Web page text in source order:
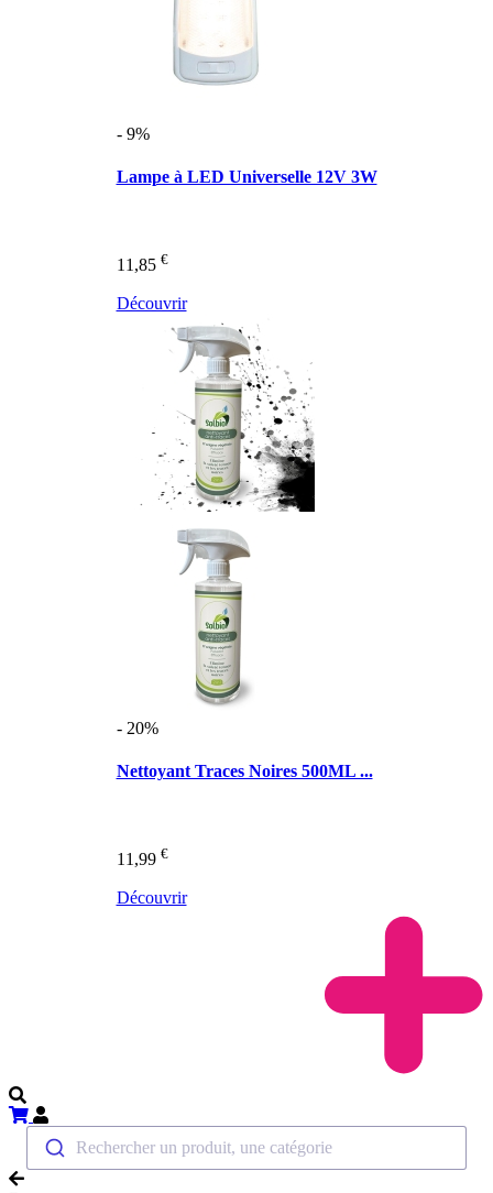
- 9%
Lampe à LED Universelle 12V 3W
11,85 €
Découvrir
- 20%
Nettoyant Traces Noires 500ML ...
11,99 €
Découvrir
Rechercher un produit, une catégorie